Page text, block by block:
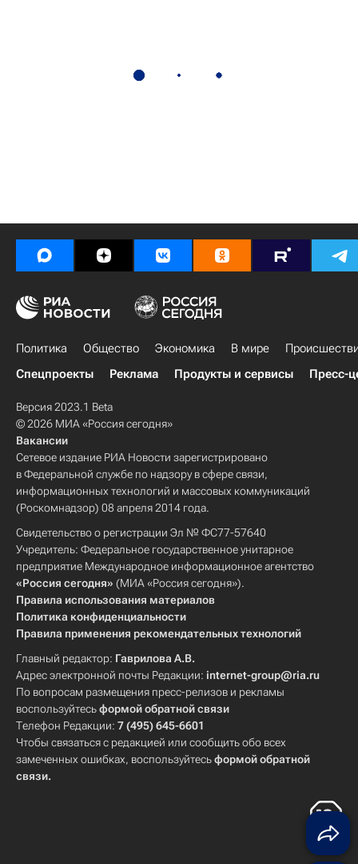
Политика Общество Экономика В мире
Спецпроекты
Реклама Продукты и сервисы Пресс-
Версия 2023.1 Beta
© 2026 МИА «Россия сегодня»
Вакансии
Сетевое издание РИА Новости зарегистрировано
в Федеральной службе по надзору в сфере связи,
информационных технологий и массовых коммуникаций
(Роскомнадзор) 08 апреля 2014 года.
Свидетельство о регистрации Эл № ФС77-57640
Учредитель: Федеральное государственное унитарное
предприятие Международное информационное агентство
«Россия сегодня» (МИА «Россия сегодня»).
Правила использования материалов
Политика конфиденциальности
Правила применения рекомендательных технологий
Главный редактор: Гаврилова А.В.
Адрес электронной почты Редакции: internet-group@ria.ru
По вопросам размещения пресс-релизов и рекламы
воспользуйтесьформой обратной связи
Телефон Редакции: 7 (495) 645-6601
Чтобы связаться с редакцией или сообщить обо всех
замеченных ошибках, воспользуйтесьформой обратной
связи.